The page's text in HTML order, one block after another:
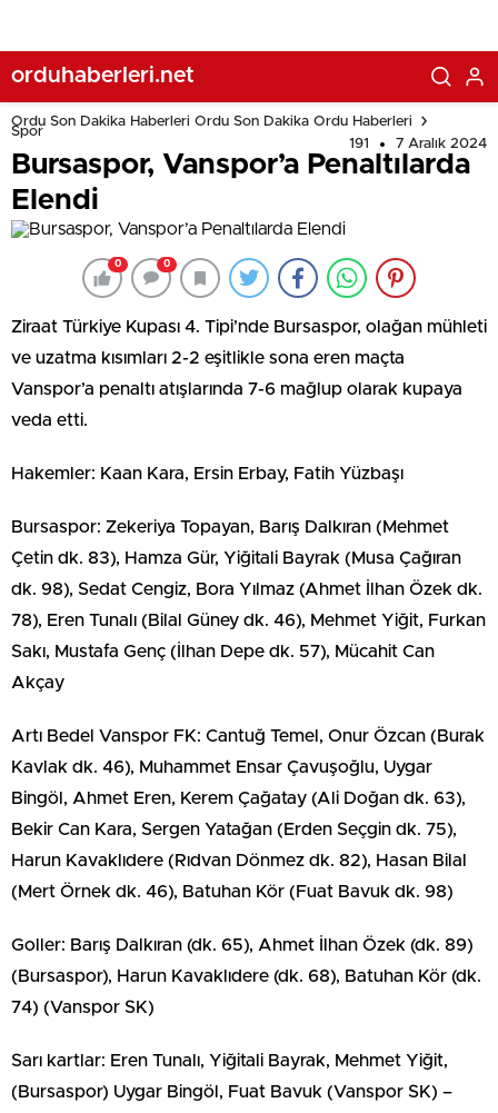
orduhaberleri.net
Ordu Son Dakika Haberleri Ordu Son Dakika Ordu Haberleri
Spor
191
7 Aralık 2024
Bursaspor, Vanspor’a Penaltılarda
Elendi
0 0
Ziraat Türkiye Kupası 4. Tipi’nde Bursaspor, olağan mühleti
ve uzatma kısımları 2-2 eşitlikle sona eren maçta
Vanspor’a penaltı atışlarında 7-6 mağlup olarak kupaya
veda etti.
Hakemler: Kaan Kara, Ersin Erbay, Fatih Yüzbaşı
Bursaspor: Zekeriya Topayan, Barış Dalkıran (Mehmet
Çetin dk. 83), Hamza Gür, Yiğitali Bayrak (Musa Çağıran
dk. 98), Sedat Cengiz, Bora Yılmaz (Ahmet İlhan Özek dk.
78), Eren Tunalı (Bilal Güney dk. 46), Mehmet Yiğit, Furkan
Sakı, Mustafa Genç (İlhan Depe dk. 57), Mücahit Can
Akçay
Artı Bedel Vanspor FK: Cantuğ Temel, Onur Özcan (Burak
Kavlak dk. 46), Muhammet Ensar Çavuşoğlu, Uygar
Bingöl, Ahmet Eren, Kerem Çağatay (Ali Doğan dk. 63),
Bekir Can Kara, Sergen Yatağan (Erden Seçgin dk. 75),
Harun Kavaklıdere (Rıdvan Dönmez dk. 82), Hasan Bilal
(Mert Örnek dk. 46), Batuhan Kör (Fuat Bavuk dk. 98)
Goller: Barış Dalkıran (dk. 65), Ahmet İlhan Özek (dk. 89)
(Bursaspor), Harun Kavaklıdere (dk. 68), Batuhan Kör (dk.
74) (Vanspor SK)
Sarı kartlar: Eren Tunalı, Yiğitali Bayrak, Mehmet Yiğit,
(Bursaspor) Uygar Bingöl, Fuat Bavuk (Vanspor SK) –